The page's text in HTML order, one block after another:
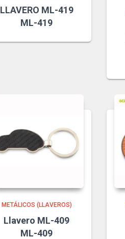
LLAVERO ML-419
ML-419
METÁLICOS (LLAVEROS)
Llavero ML-409
ML-409